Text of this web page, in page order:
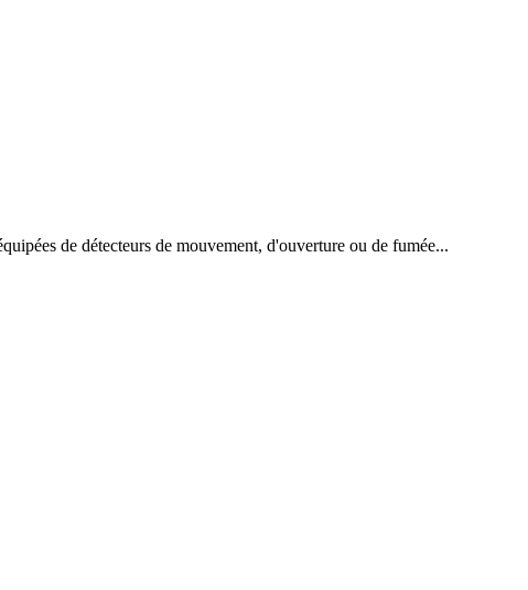
de détecteurs de mouvement, d'ouverture ou de fumée...